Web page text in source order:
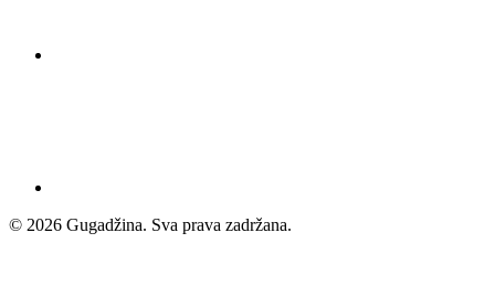
© 2026 Gugadžina. Sva prava zadržana.